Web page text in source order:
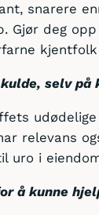
snarere
Gjør deg
selv på
relevans
uro i
å kunne